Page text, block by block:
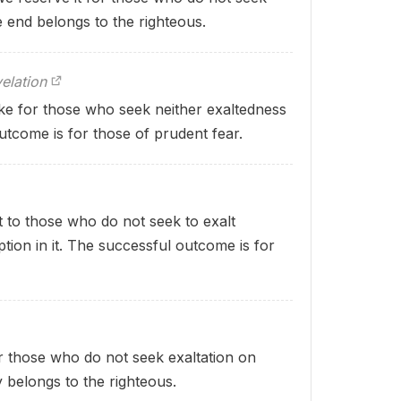
belongs to the righteous.
for those who seek neither exaltedness
is for those of prudent fear.
to those who do not seek to exalt
in it. The successful outcome is for
who do not seek exaltation on
to the righteous.